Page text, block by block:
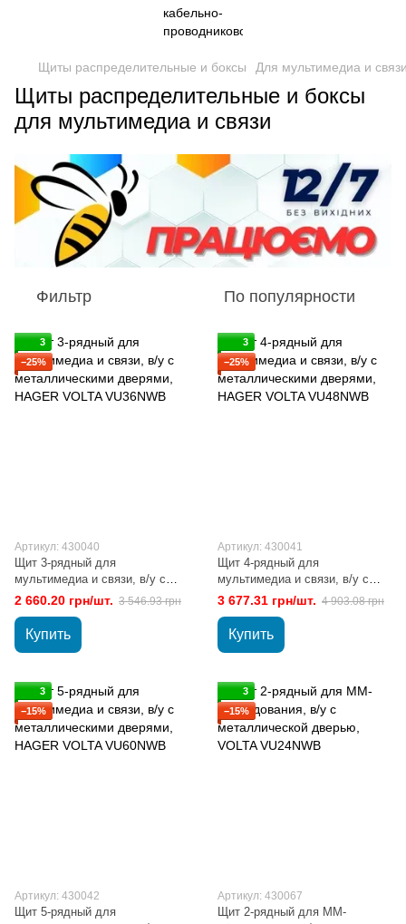
Щиты распределительные и боксы Для мультимедиа и
Щиты распределительные и боксы
для мультимедиа и связи
Фильтр По популярности
3
−25%
Артикул: 430040
Щит 3-рядный для
мультимедиа и связи, в/у с
металлическими дверями,
HAGER VOLTA VU36NWB
2 660.20 грн/шт. 3 546.93 грн
Купить
3
−25%
Артикул: 430041
Щит 4-рядный для
мультимедиа и связи, в/у с
металлическими дверями,
HAGER VOLTA VU48NWB
3 677.31 грн/шт. 4 903.08 грн
Купить
3
−15%
Артикул: 430042
Щит 5-рядный для
3
−15%
Артикул: 430067
Щит 2-рядный для ММ-